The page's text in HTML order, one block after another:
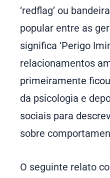
‘redflag’ ou
popular entre as
significa ‘Perigo
relacionamentos
primeiramente
da psicologia e
sociais para
sobre
O seguinte relato